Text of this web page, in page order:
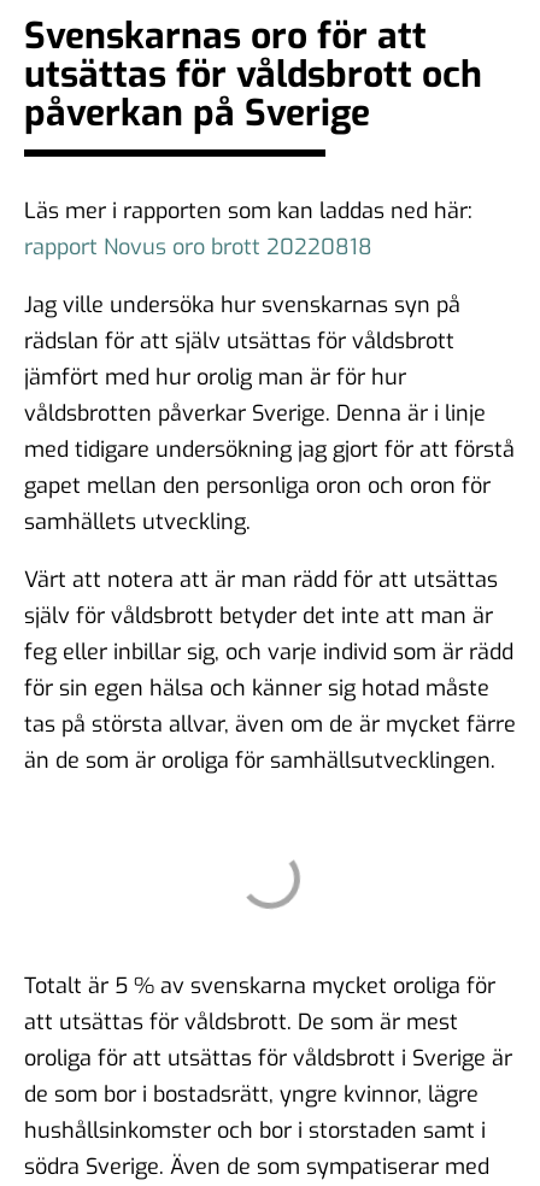
Svenskarnas oro för att
utsättas för våldsbrott och
påverkan på Sverige
Läs mer i rapporten som kan laddas ned här:
rapport Novus oro brott 20220818
Jag ville undersöka hur svenskarnas syn på
rädslan för att själv utsättas för våldsbrott
jämfört med hur orolig man är för hur
våldsbrotten påverkar Sverige. Denna är i linje
med tidigare undersökning jag gjort för att förstå
gapet mellan den personliga oron och oron för
samhällets utveckling.
Värt att notera att är man rädd för att utsättas
själv för våldsbrott betyder det inte att man är
feg eller inbillar sig, och varje individ som är rädd
för sin egen hälsa och känner sig hotad måste
tas på största allvar, även om de är mycket färre
än de som är oroliga för samhällsutvecklingen.
Totalt är 5 % av svenskarna mycket oroliga för
att utsättas för våldsbrott. De som är mest
oroliga för att utsättas för våldsbrott i Sverige är
de som bor i bostadsrätt, yngre kvinnor, lägre
hushållsinkomster och bor i storstaden samt i
södra Sverige. Även de som sympatiserar med